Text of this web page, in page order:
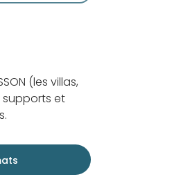
(les villas,
supports et